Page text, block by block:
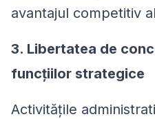
avantajul competitiv
3. Libertatea de
funcțiilor strategice
Activitățile